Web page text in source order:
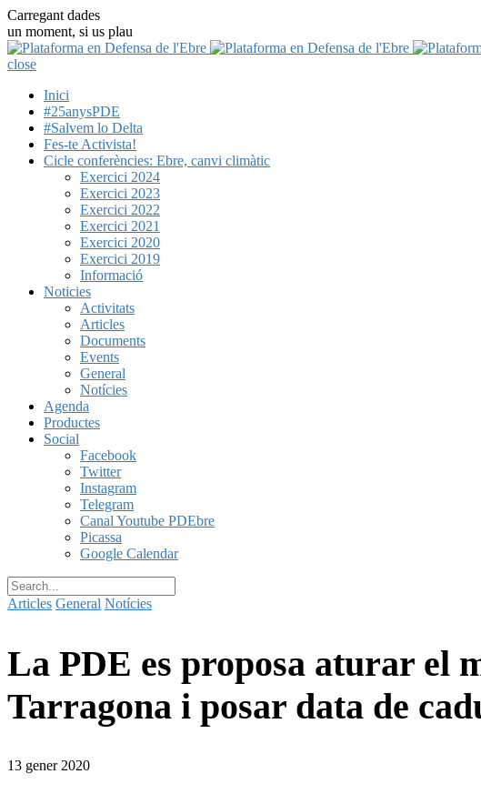
Carregant dades
un moment, si us plau
close
Inici
#25anysPDE
#Salvem lo Delta
Fes-te Activista!
Cicle conferències: Ebre, canvi climàtic
Exercici 2024
Exercici 2023
Exercici 2022
Exercici 2021
Exercici 2020
Exercici 2019
Informació
Noticies
Activitats
Articles
Documents
Events
General
Notícies
Agenda
Productes
Social
Facebook
Twitter
Instagram
Telegram
Canal Youtube PDEbre
Picassa
Google Calendar
Articles General Notícies
La PDE es proposa aturar el
Tarragona i posar data de
13 gener 2020